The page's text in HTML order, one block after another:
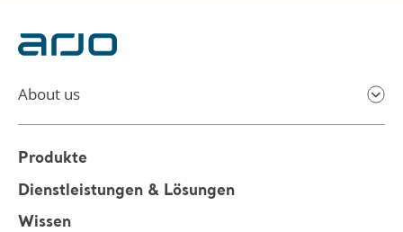
About us
Produkte
Dienstleistungen & Lösungen
Wissen